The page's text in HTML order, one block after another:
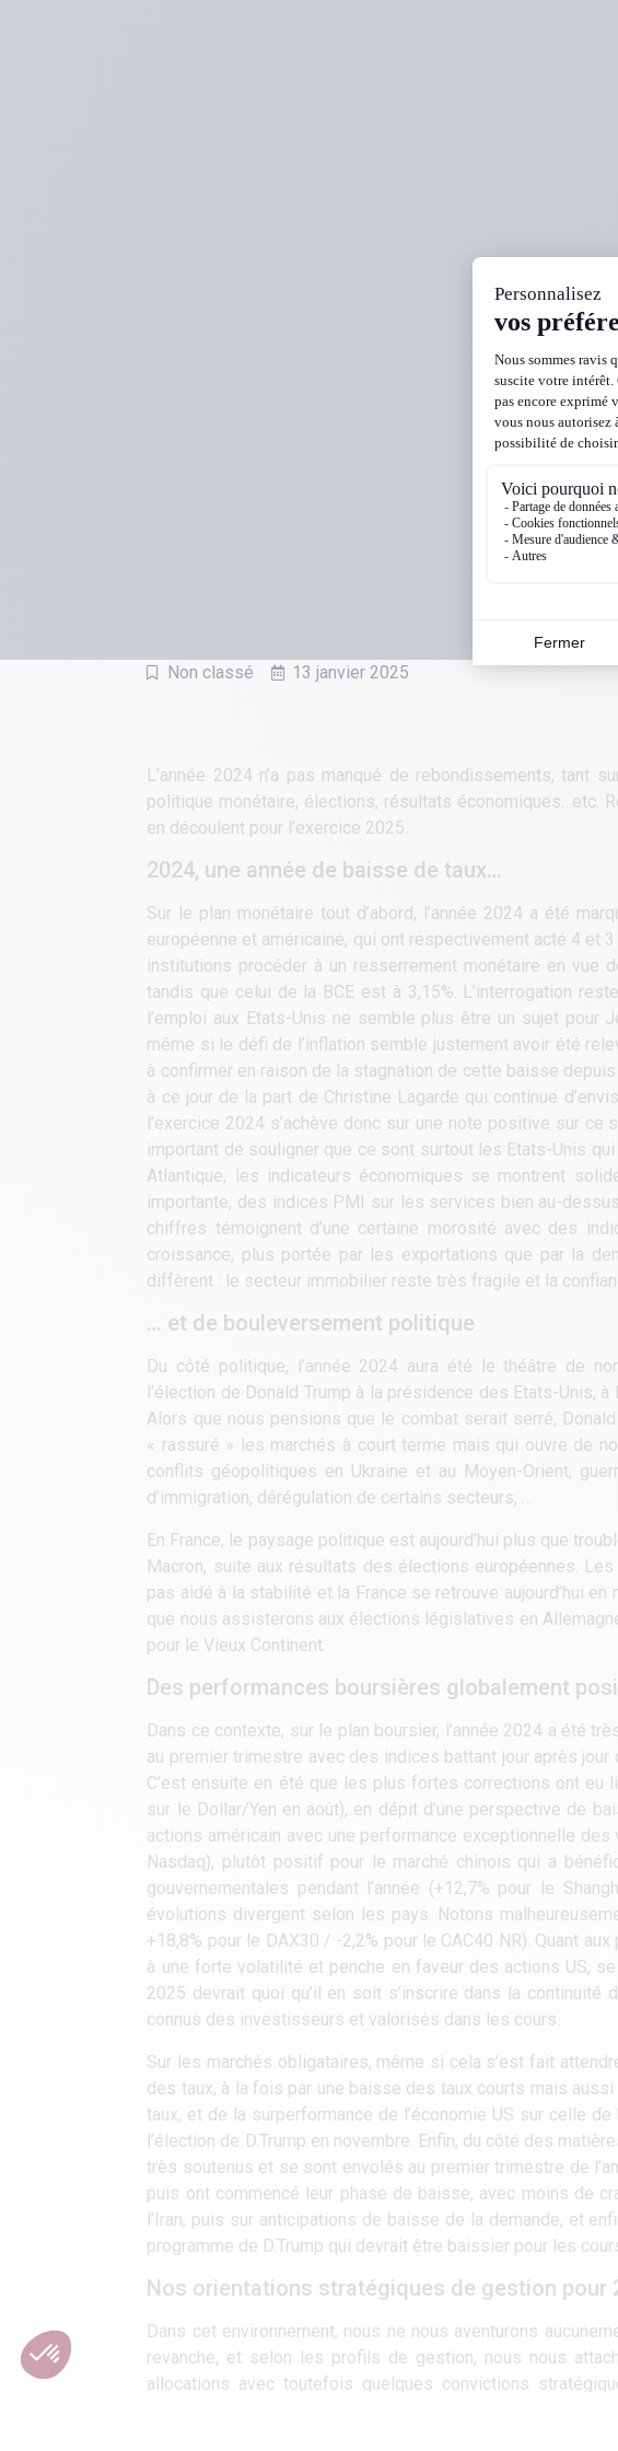
Non classé 13 janvier 2025
L’année 2024 n’a pas manqué de rebondissements,
politique monétaire, élections, résultats économiques…etc.
en découlent pour l’exercice 2025.
2024, une année de baisse de taux…
Sur le plan monétaire tout d’abord, l’année 2024 a été
européenne et américaine, qui ont respectivement acté 4 et
institutions procéder à un resserrement monétaire en vue
tandis que celui de la BCE est à 3,15%. L’interrogation
l’emploi aux Etats-Unis ne semble plus être un sujet pour
même si le défi de l’inflation semble justement avoir été
à confirmer en raison de la stagnation de cette baisse
à ce jour de la part de Christine Lagarde qui continue
l’exercice 2024 s’achève donc sur une note positive sur
important de souligner que ce sont surtout les Etats-Unis
Atlantique, les indicateurs économiques se montrent
importante, des indices PMI sur les services bien au-
chiffres témoignent d’une certaine morosité avec des
croissance, plus portée par les exportations que par la
diffèrent : le secteur immobilier reste très fragile et la
… et de bouleversement politique
Du côté politique, l’année 2024 aura été le théâtre de
l’élection de Donald Trump à la présidence des Etats-Unis,
Alors que nous pensions que le combat serait serré,
« rassuré » les marchés à court terme mais qui ouvre de
conflits géopolitiques en Ukraine et au Moyen-Orient,
d’immigration, dérégulation de certains secteurs, …
En France, le paysage politique est aujourd’hui plus que
Macron, suite aux résultats des élections européennes.
pas aidé à la stabilité et la France se retrouve aujourd’hui
que nous assisterons aux élections législatives en
pour le Vieux Continent.
Des performances boursières globalement
Dans ce contexte, sur le plan boursier, l’année 2024 a été
au premier trimestre avec des indices battant jour après
C’est ensuite en été que les plus fortes corrections ont eu
sur le Dollar/Yen en août), en dépit d’une perspective de
actions américain avec une performance exceptionnelle
Nasdaq), plutôt positif pour le marché chinois qui a
gouvernementales pendant l’année (+12,7% pour le
évolutions divergent selon les pays. Notons
+18,8% pour le DAX30 / -2,2% pour le CAC40 NR). Quant
à une forte volatilité et penche en faveur des actions US,
2025 devrait quoi qu’il en soit s’inscrire dans la
connus des investisseurs et valorisés dans les cours.
Sur les marchés obligataires, même si cela s’est fait
des taux, à la fois par une baisse des taux courts mais
taux, et de la surperformance de l’économie US sur celle
l’élection de D.Trump en novembre. Enfin, du côté des
très soutenus et se sont envolés au premier trimestre de
puis ont commencé leur phase de baisse, avec moins de
l’Iran, puis sur anticipations de baisse de la demande, et
programme de D.Trump qui devrait être baissier pour les
Nos orientations stratégiques de gestion pour
Dans cet environnement, nous ne nous aventurons
revanche, et selon les profils de gestion, nous nous
allocations avec toutefois quelques convictions